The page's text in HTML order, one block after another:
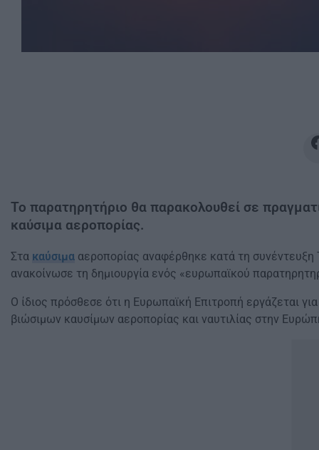
Το παρατηρητήριο θα παρακολουθεί σε
καύσιμα αεροπορίας.
Στα καύσιμα αεροπορίας αναφέρθηκε κατά τη
ανακοίνωσε τη δημιουργία ενός «ευρωπαϊκού
Ο ίδιος πρόσθεσε ότι η Ευρωπαϊκή Επιτροπή εργάζεται
βιώσιμων καυσίμων αεροπορίας και ναυτιλίας στην